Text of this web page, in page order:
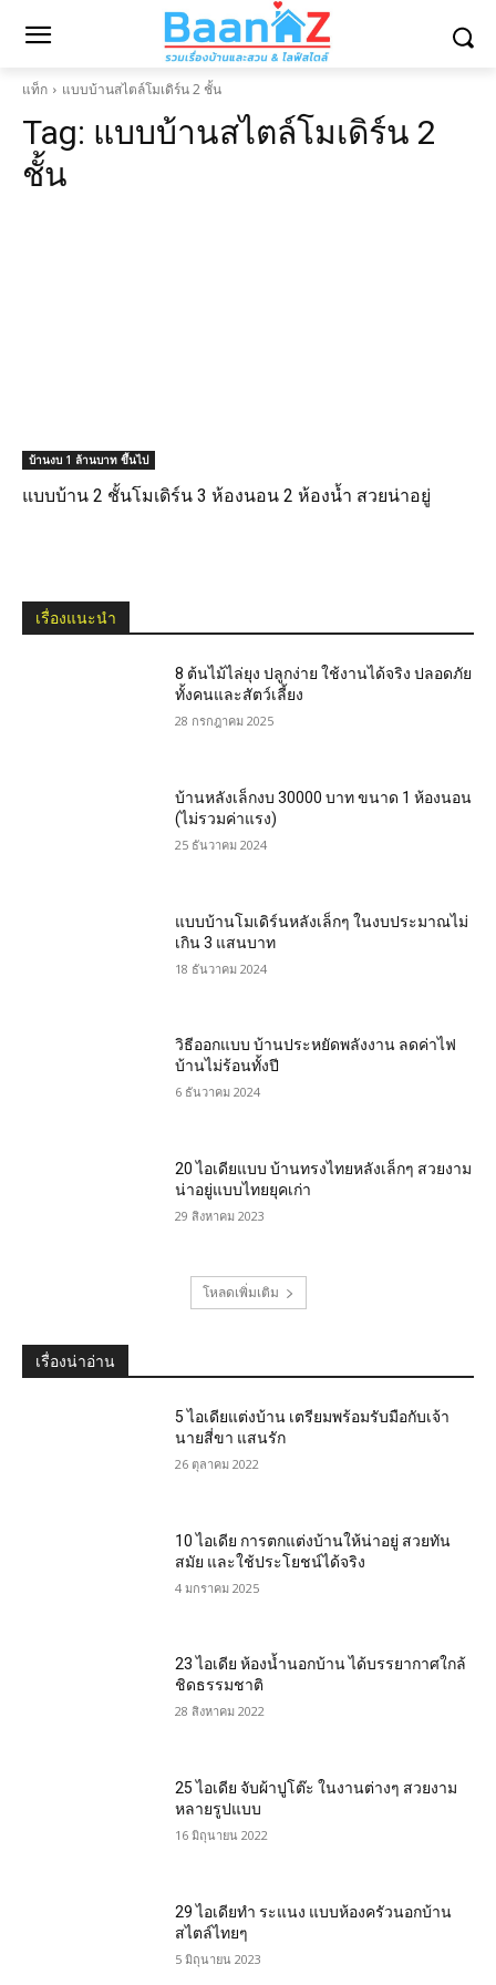
แท็ก แบบบ้านสไตล์โมเดิร์น 2 ชั้น
Tag: แบบบ้านสไตล์โมเดิร์น 2
ชั้น
บ้านงบ 1 ล้านบาท ขึ้นไป
แบบบ้าน 2 ชั้นโมเดิร์น 3 ห้องนอน 2 ห้องน้ำ สวยน่าอยู่
เรื่องแนะนำ
8 ต้นไม้ไล่ยุง ปลูกง่าย ใช้งานได้จริง ปลอดภัย
ทั้งคนและสัตว์เลี้ยง
28 กรกฎาคม 2025
บ้านหลังเล็กงบ 30000 บาท ขนาด 1 ห้องนอน
(ไม่รวมค่าแรง)
25 ธันวาคม 2024
แบบบ้านโมเดิร์นหลังเล็กๆ ในงบประมาณไม่
เกิน 3 แสนบาท
18 ธันวาคม 2024
วิธีออกแบบ บ้านประหยัดพลังงาน ลดค่าไฟ
บ้านไม่ร้อนทั้งปี
6 ธันวาคม 2024
20 ไอเดียแบบ บ้านทรงไทยหลังเล็กๆ สวยงาม
น่าอยู่แบบไทยยุคเก่า
29 สิงหาคม 2023
โหลดเพิ่มเติม
เรื่องน่าอ่าน
5 ไอเดียแต่งบ้าน เตรียมพร้อมรับมือกับเจ้า
นายสี่ขา แสนรัก
26 ตุลาคม 2022
10 ไอเดีย การตกแต่งบ้านให้น่าอยู่ สวยทัน
สมัย และใช้ประโยชน์ได้จริง
4 มกราคม 2025
23 ไอเดีย ห้องน้ำนอกบ้าน ได้บรรยากาศใกล้
ชิดธรรมชาติ
28 สิงหาคม 2022
25 ไอเดีย จับผ้าปูโต๊ะ ในงานต่างๆ สวยงาม
หลายรูปแบบ
16 มิถุนายน 2022
29 ไอเดียทำ ระแนง แบบห้องครัวนอกบ้าน
สไตล์ไทยๆ
5 มิถุนายน 2023